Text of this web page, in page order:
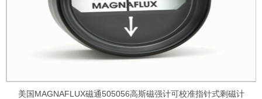
美国MAGNAFLUX磁通505056高斯磁强计可校准指针式剩磁计